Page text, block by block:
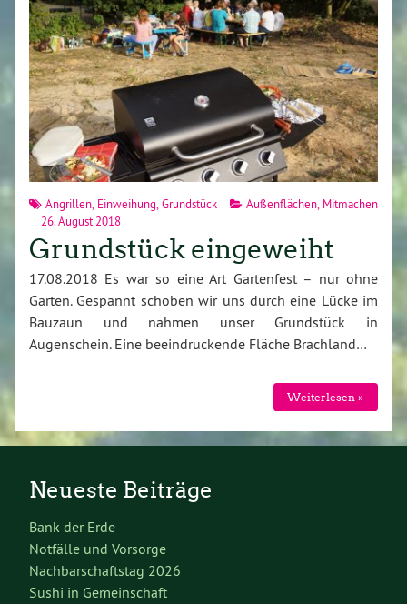
Angrillen Einweihung Grundstück Außenflächen Mitmachen
26. August 2018
Grundstück eingeweiht
17.08.2018 Es war so eine Art Gartenfest – nur ohne
Garten. Gespannt schoben wir uns durch eine Lücke im
Bauzaun und nahmen unser Grundstück in
Augenschein. Eine beeindruckende Fläche Brachland…
Weiterlesen »
Neueste Beiträge
Bank der Erde
Notfälle und Vorsorge
Nachbarschaftstag 2026
Sushi in Gemeinschaft